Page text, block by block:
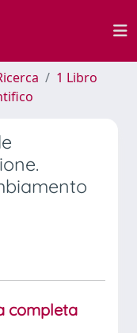
1 Libro
completa